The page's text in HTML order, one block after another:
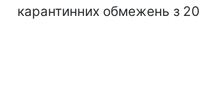
карантинних обмежень з